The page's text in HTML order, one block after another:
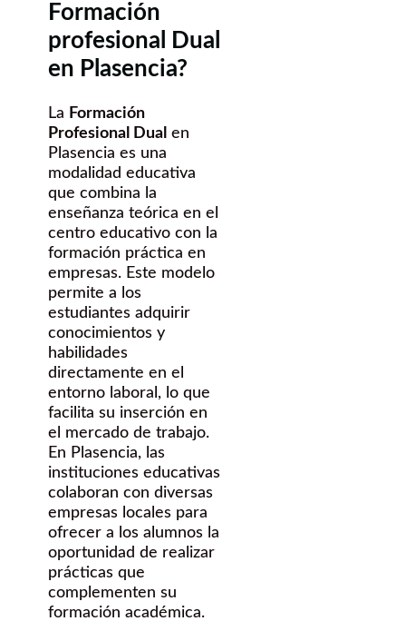
Formación
profesional Dual
en Plasencia?
La Formación
Profesional Dual en
Plasencia es una
modalidad educativa
que combina la
enseñanza teórica en el
centro educativo con la
formación práctica en
empresas. Este modelo
permite a los
estudiantes adquirir
conocimientos y
habilidades
directamente en el
entorno laboral, lo que
facilita su inserción en
el mercado de trabajo.
En Plasencia, las
instituciones educativas
colaboran con diversas
empresas locales para
ofrecer a los alumnos la
oportunidad de realizar
prácticas que
complementen su
formación académica.